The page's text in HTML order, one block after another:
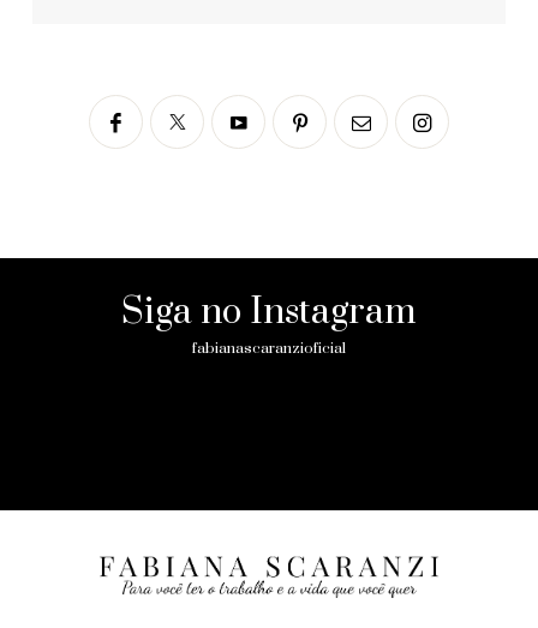
Siga no Instagram
fabianascaranzioficial